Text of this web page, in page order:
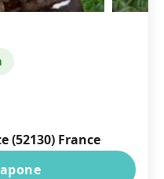
(52130) France